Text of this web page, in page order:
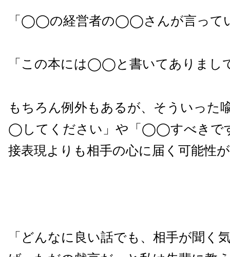
「◯◯の経営者の◯◯さんが言って
「この本には◯◯と書いてありまし
もちろん例外もあるが、そういった
◯してください」や「◯◯すべきで
接表現よりも相手の心に届く可能性
「どんなに良い話でも、相手が聞く